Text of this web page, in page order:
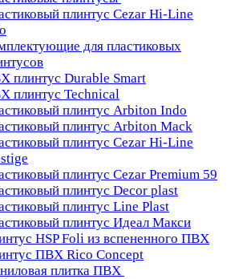
плинтус Cezar Hi-Line
для пластиковых
плинтус Durable Smart
плинтус Technical
плинтус Arbiton Indo
плинтус Arbiton Mack
плинтус Cezar Hi-Line
плинтус Cezar Premium 59
плинтус Decor plast
плинтус Line Plast
плинтус Идеал Макси
HSP Foli из вспененного ПВХ
ПВХ Rico Concept
плитка ПВХ